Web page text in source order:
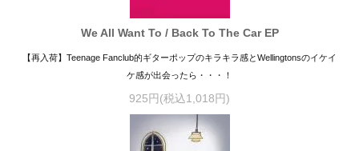
We All Want To / Back To The Car EP
【再入荷】Teenage Fanclub的ギターポップのキラキラ感とWellingtonsのイケイ
ケ感が出会ったら・・・！
925円(税込1,018円)